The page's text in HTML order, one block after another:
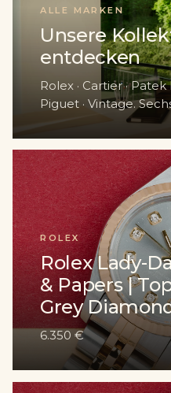
ALLE MARKEN
Unsere
entdecken
Rolex · Cartier ·
Piguet · Vintage.
ROLEX
Rolex Lady-
& Papers |
Grey
6.350 €